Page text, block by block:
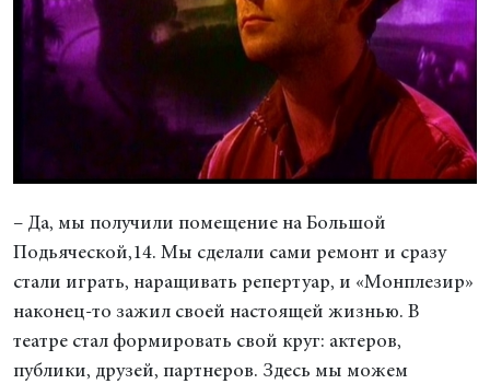
– Да, мы получили помещение на Большой
Подьяческой,14. Мы сделали сами ремонт и сразу
стали играть, наращивать репертуар, и «Монплезир»
наконец-то зажил своей настоящей жизнью. В
театре стал формировать свой круг: актеров,
публики, друзей, партнеров. Здесь мы можем